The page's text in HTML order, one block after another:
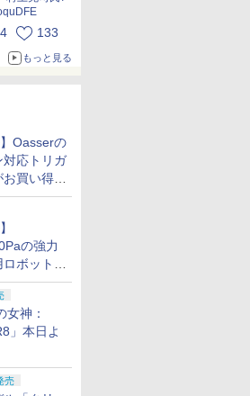
133
もっと見る
Oasserの
対応トリガ
買い得価
の強力
ボット掃
2 Flow」
女神：
」本日よ
売